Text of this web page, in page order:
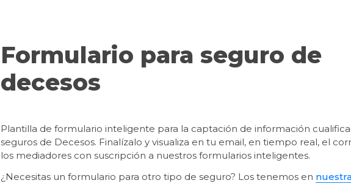
Formulario para seguro de
decesos
Plantilla de formulario inteligente para la captación de información
seguros de Decesos. Finalízalo y visualiza en tu email, en tiempo real, el
los mediadores con suscripción a nuestros formularios inteligentes.
¿Necesitas un formulario para otro tipo de seguro? Los tenemos en